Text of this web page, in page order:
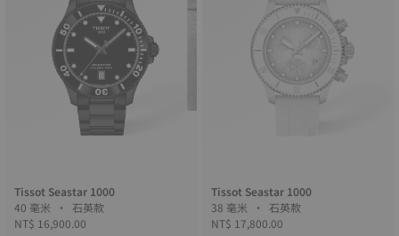
Tissot Seastar 1000
40 毫米 • 石英款
NT$ 16,900.00
Tissot Seastar 1000
38 毫米 • 石英款
NT$ 17,800.00